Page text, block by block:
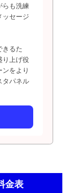
らも洗練
ッセージ
きるた
り上げ役
をより
タパネル
金表